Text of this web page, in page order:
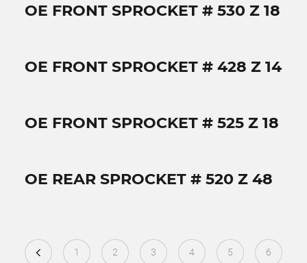
OE FRONT SPROCKET # 530 Z 18
OE FRONT SPROCKET # 428 Z 14
OE FRONT SPROCKET # 525 Z 18
OE REAR SPROCKET # 520 Z 48
1 2 3 4 5 6